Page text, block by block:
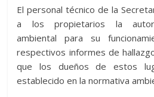
El personal técnico de la
a los propietarios la
ambiental para su
respectivos informes de
que los dueños de estos
establecido en la normativa